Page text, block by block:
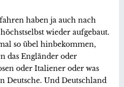
haben ja auch nach
wieder aufgebaut.
so übel hinbekommen,
das Engländer oder
oder Italiener oder was
Deutsche. Und Deutschland